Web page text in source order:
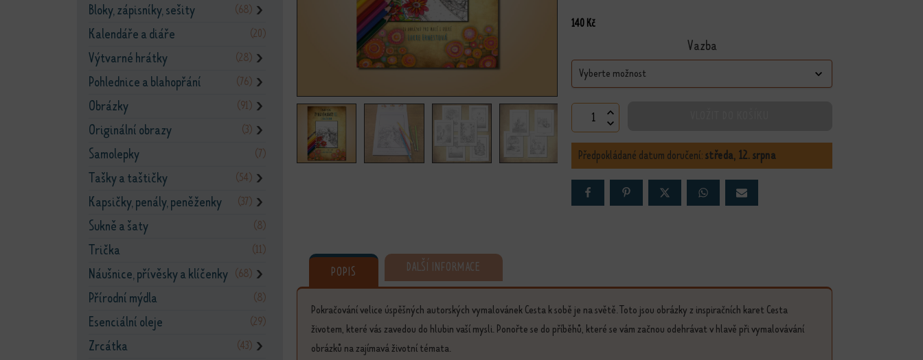
Bloky, zápisníky, sešity (68) ❯
Kalendáře a diáře (20)
Výtvarné hrátky (28) ❯
Pohlednice a blahopřání (76) ❯
Obrázky (91) ❯
Originální obrazy (3) ❯
Samolepky (7)
Tašky a taštičky (54) ❯
Kapsičky, penály, peněženky (37) ❯
Sukně a šaty (8)
Trička (11)
Náušnice, přívěsky a klíčenky (68) ❯
Přírodní mýdla (8)
Esenciální oleje (29)
Zrcátka (43) ❯
140 Kč
Vazba
Vymalovánky II. - Cesta životem množství
Předpokládané datum doručení:středa, 12. srpna
POPIS DALŠÍ INFORMACE
Pokračování velice úspěšných autorských vymalovánek Cesta k sobě je na světě. Toto jsou obrázky z inspiračních karet Cesta
životem, které vás zavedou do hlubin vaší mysli. Ponořte se do příběhů, které se vám začnou odehrávat v hlavě při vymalovávání
obrázků na zajímavá životní témata.